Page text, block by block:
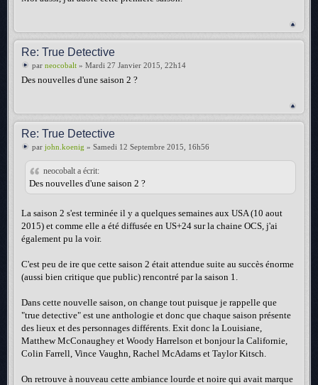
Re: True Detective
par neocobalt » Mardi 27 Janvier 2015, 22h14
Des nouvelles d'une saison 2 ?
Re: True Detective
par john.koenig » Samedi 12 Septembre 2015, 16h56
neocobalt a écrit:
Des nouvelles d'une saison 2 ?
La saison 2 s'est terminée il y a quelques semaines aux USA (10 aout
2015) et comme elle a été diffusée en US+24 sur la chaine OCS, j'ai
également pu la voir.
C'est peu de ire que cette saison 2 était attendue suite au succès énorme
(aussi bien critique que public) rencontré par la saison 1.
Dans cette nouvelle saison, on change tout puisque je rappelle que
"true detective" est une anthologie et donc que chaque saison présente
des lieux et des personnages différents. Exit donc la Louisiane,
Matthew McConaughey et Woody Harrelson et bonjour la Californie,
Colin Farrell, Vince Vaughn, Rachel McAdams et Taylor Kitsch.
On retrouve à nouveau cette ambiance lourde et noire qui avait marque